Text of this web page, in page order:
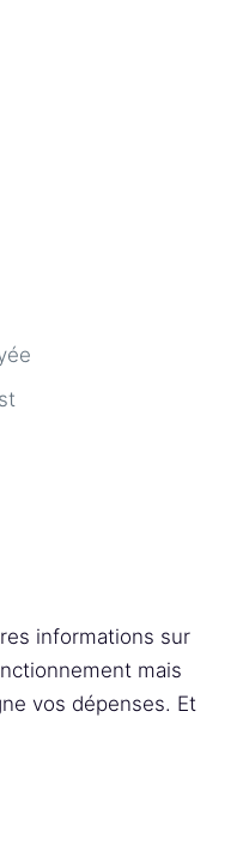
informations sur
mais
vos dépenses. Et